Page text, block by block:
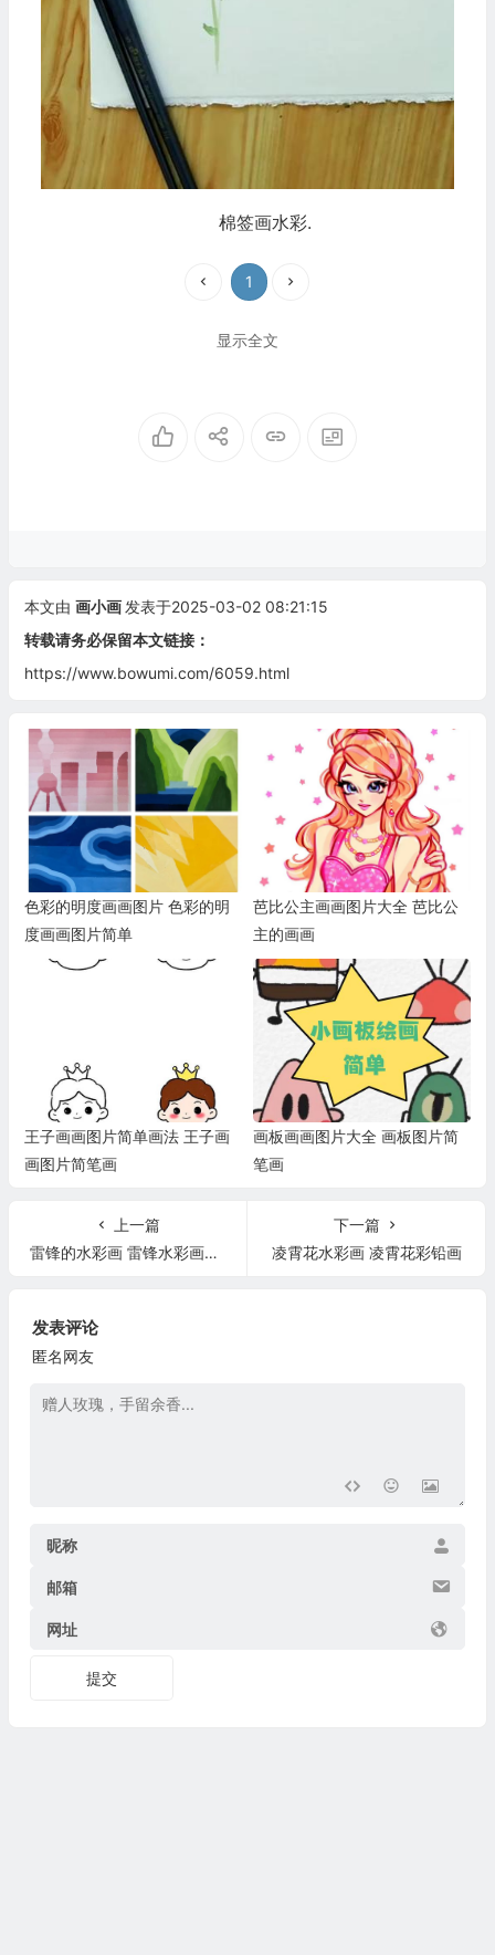
棉签画水彩.
1
显示全文
本文由 画小画 发表于2025-03-02 08:21:15
转载请务必保留本文链接：
https://www.bowumi.com/6059.html
色彩的明度画画图片 色彩的明
度画画图片简单
芭比公主画画图片大全 芭比公
主的画画
王子画画图片简单画法 王子画
画图片简笔画
画板画画图片大全 画板图片简
笔画
上一篇
雷锋的水彩画 雷锋水彩画板报
下一篇
凌霄花水彩画 凌霄花彩铅画
发表评论
匿名网友
昵称
邮箱
网址
提交